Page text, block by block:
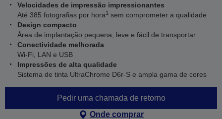
Velocidades de impressão impressionantes
Até 385 fotografias por hora1 sem comprometer a qualidade
Design compacto
Área de implantação pequena, leve e fácil de transportar
Conectividade melhorada
Wi-Fi, LAN e USB
Impressões de alta qualidade
Sistema de tinta UltraChrome D6r-S e ampla gama de cores
Pedir uma chamada de retorno
Onde comprar